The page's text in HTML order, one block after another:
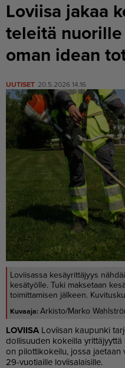
Loviisa jakaa
teleitä
oman idean
UUTISET 20.5.2026 14.16
Loviisassa kesäyrittäjyys
kesätyölle. Tuki maksetaan
toimittamisen jälkeen.
Arkisto/Marko
LO­VII­SA Lo­vii­san kau­pun­ki
dol­li­suu­den ko­keil­la yrit­tä­jyyt­tä
on pi­lot­ti­ko­kei­lu, jos­sa ja­e­taan
29-vuo­ti­ail­le lo­vii­sa­lai­sil­le.